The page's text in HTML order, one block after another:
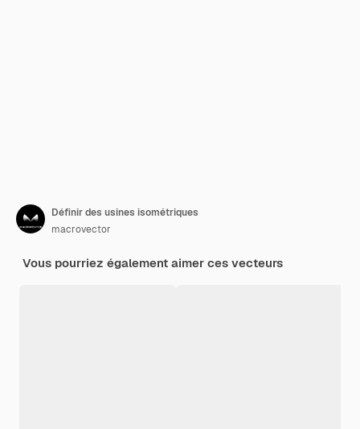
Définir des usines isométriques
macrovector
Vous pourriez également aimer ces vecteurs